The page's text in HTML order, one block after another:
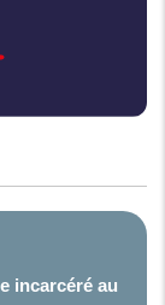
incarcéré au